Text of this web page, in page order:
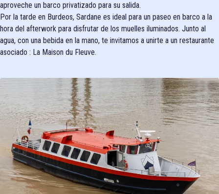
aproveche un barco privatizado para su salida.
Por la tarde en Burdeos, Sardane es ideal para un paseo en barco a la
hora del afterwork para disfrutar de los muelles iluminados. Junto al
agua, con una bebida en la mano, te invitamos a unirte a un restaurante
asociado : La Maison du Fleuve.